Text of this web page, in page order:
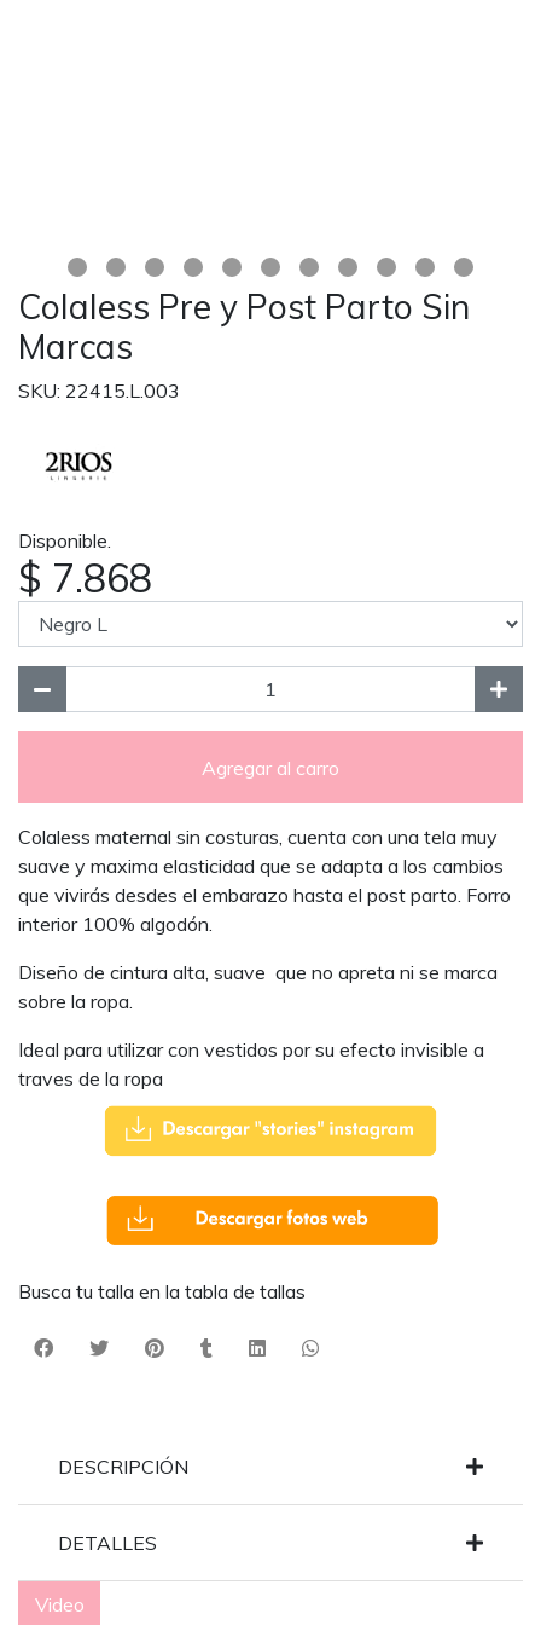
Colaless Pre y Post Parto Sin
Marcas
SKU: 22415.L.003
Disponible.
$ 7.868
Agregar al carro
Colaless maternal sin costuras, cuenta con una tela muy
suave y maxima elasticidad que se adapta a los cambios
que vivirás desdes el embarazo hasta el post parto. Forro
interior 100% algodón.
Diseño de cintura alta, suave que no apreta ni se marca
sobre la ropa.
Ideal para utilizar con vestidos por su efecto invisible a
traves de la ropa
Busca tu talla en la tabla de tallas
DESCRIPCIÓN
DETALLES
Video